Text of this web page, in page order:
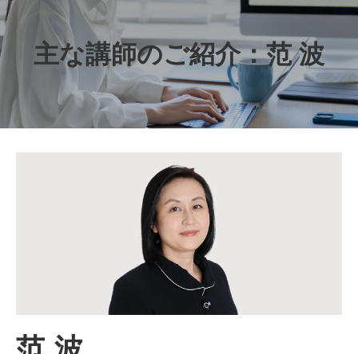
主な講師のご紹介：范 波